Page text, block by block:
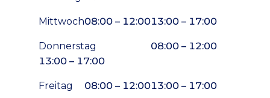
Mittwoch08:00 – 12:0013:00 – 17:00
Donnerstag
08:00 – 12:00
13:00 – 17:00
Freitag 08:00 – 12:0013:00 – 17:00